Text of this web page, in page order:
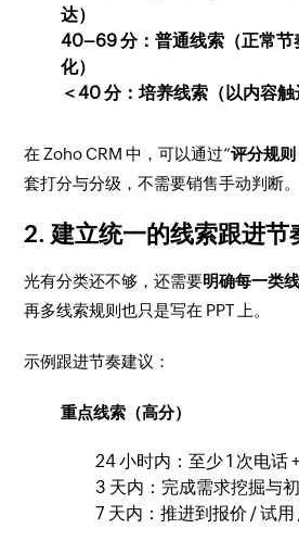
达）
40–69 分：普通线索（正常节
化）
＜40 分：培养线索（以内容触
在 Zoho CRM 中，可以通过“评分规则
套打分与分级，不需要销售手动判断。
2. 建立统一的线索跟进节
光有分类还不够，还需要明确每一类
再多线索规则也只是写在 PPT 上。
示例跟进节奏建议：
重点线索（高分）
24 小时内：至少 1 次电话
3 天内：完成需求挖掘与
7 天内：推进到报价 / 试